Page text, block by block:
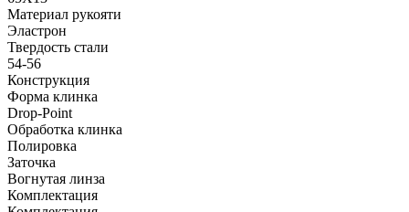
Материал рукояти
Эластрон
Твердость стали
54-56
Конструкция
Форма клинка
Drop-Point
Обработка клинка
Полировка
Заточка
Вогнутая линза
Комплектация